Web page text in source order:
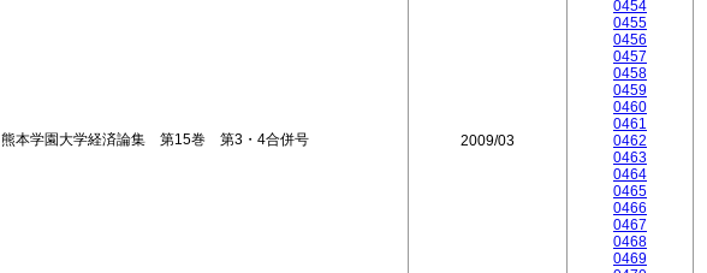
熊本学園大学経済論集 第15巻 第3・4合併号 2009/03
0454
0455
0456
0457
0458
0459
0460
0461
0462
0463
0464
0465
0466
0467
0468
0469